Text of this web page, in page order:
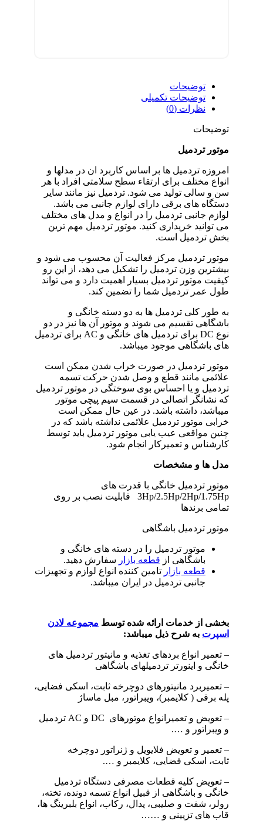
توضیحات
توضیحات تکمیلی
نظرات (0)
توضیحات
موتور تردمیل
امروزه تردمیل ها بر اساس کاربرد ان در مدلها و
انواع مختلف برای ارتقاء سطح سلامتی افراد با هر
سن و سالی تولید می شود. تردمیل نیز مانند سایر
دستگاه های برقی دارای لوازم جانبی می باشد.
لوازم جانبی تردمیل را در انواع و مدل های مختلف
می توانید خریداری کنید. موتور تردمیل مهم ترین
بخش تردمیل است.
موتور تردمیل مرکز فعالیت آن محسوب می شود و
بیشترین وزن تردمیل را تشکیل می دهد، از این رو
کیفیت موتور تردمیل بسیار اهمیت دارد و می تواند
طول عمر تردمیل شما را تضمین کند.
به طور کلی تردمیل ها به دو دسته خانگی و
باشگاهی تقسیم می شوند و موتور آن ها نیز در دو
نوع DC برای تردمیل های خانگی و AC برای تردمیل
های باشگاهی موجود میباشد.
موتور تردمیل در صورت خراب شدن ممکن است
علائمی مانند قطع و وصل شدن حرکت تسمه
تردمیل و یا احساس بوی سوختگی در موتور تردمیل
که نشانگر اتصالی در قسمت سیم پیچی موتور
میباشد، داشته باشد. در عین حال ممکن است
خرابی موتور تردمیل علائمی نداشته باشد که در
چنین مواقعی عیب یابی موتور تردمیل باید توسط
کارشناس و تعمیرکار انجام شود.
مدل ها و مشخصات
موتور تردمیل خانگی با قدرت های
3Hp/2.5Hp/2Hp/1.75Hp قابلیت نصب بر روی
تمامی برندها
موتور تردمیل باشگاهی
موتور تردمیل را در دسته های خانگی و
باشگاهی از قطعه بازار سفارش دهید.
قطعه بازار تامین کننده انواع لوازم و تجهیزات
جانبی تردمیل در ایران میباشد.
بخشی از خدمات ارائه شده توسط مجموعه لادن
اسپرت به شرح ذیل میباشد:
– تعمیر انواع بردهای تغذیه و مانیتور تردمیل های
خانگی و اینورتر تردمیلهای باشگاهی
– تعمیربرد مانیتورهای دوچرخه ثابت، اسکی فضایی،
پله برقی ( کلایمبر)، ویبراتور، مبل ماساژ
– تعویض و تعمیرانواع موتورهای ‌ DC و AC تردمیل
و ویبراتور و ….
– تعمیر و تعویض فلایویل و ژنراتور دوچرخه
ثابت، اسکی فضایی، کلایمبر و ….
– تعویض کلیه قطعات مصرفی دستگاه تردمیل
خانگی و باشگاهی از قبیل انواع تسمه دونده، تخته،
رولر، شفت و صلیبی، پدال، رکاب، انواع بلبرینگ ها،
قاب های تزیینی و ……